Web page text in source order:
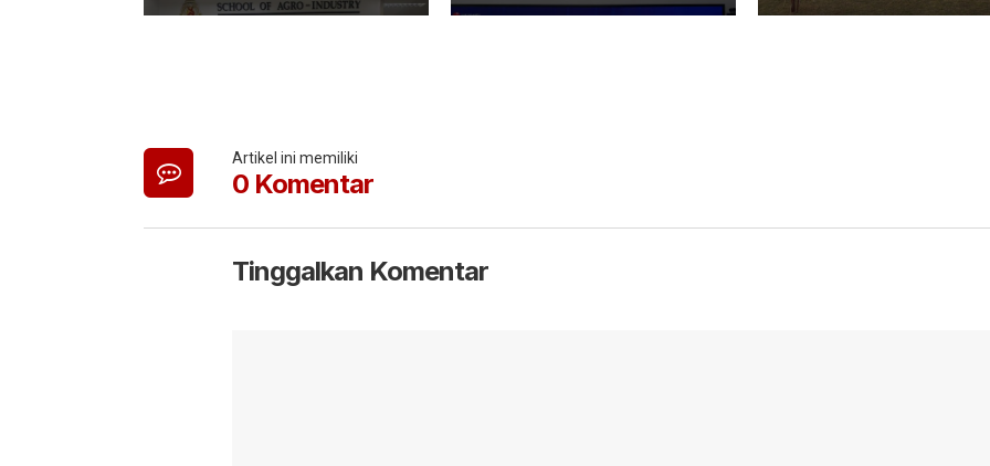
Artikel ini memiliki
0 Komentar
Tinggalkan Komentar